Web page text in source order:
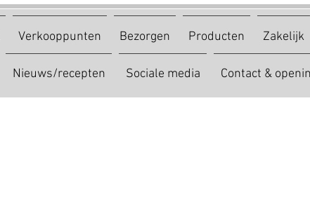
Verkooppunten Bezorgen Producten Zakelijk
Nieuws/recepten Sociale media Contact &